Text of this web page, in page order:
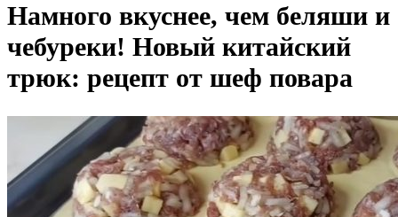
Намного вкуснее, чем беляши и
чебуреки! Новый китайский
трюк: рецепт от шеф повара